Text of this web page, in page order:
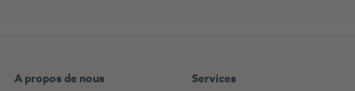
A propos de nous
Services